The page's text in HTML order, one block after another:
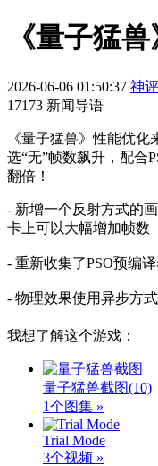
《量子猛
2026-06-06 01:50:37 神
17173 新闻导语
《量子猛兽》性能优
选“无”帧数飙升，配合
翻倍！
- 新增一个反射方式的
卡上可以大幅增加帧数
- 重新收集了PSO预编
- 物理效果使用异步方式
我想了解这个游戏：
量子猛兽截图(10)
1个图集 »
Trial Mode
3个视频 »